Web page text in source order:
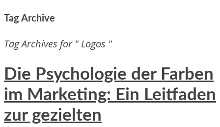
Tag Archive
Tag Archives for " Logos "
Die Psychologie der Farben
im Marketing: Ein Leitfaden
zur gezielten